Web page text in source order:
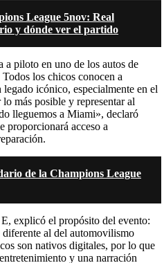
League 5nov: Real
y dónde ver el partido
a piloto en uno de los autos de
los chicos conocen a
icónico, especialmente en el
más posible y representar al
lleguemos a Miami», declaró
proporcionará acceso a
de la Champions League
explicó el propósito del evento:
al del automovilismo
son nativos digitales, por lo que
y una narración